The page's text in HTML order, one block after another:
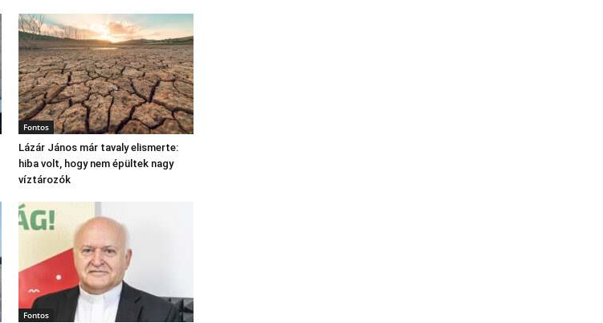
Fontos
Lázár János már tavaly elismerte:
hiba volt, hogy nem épültek nagy
víztározók
Fontos